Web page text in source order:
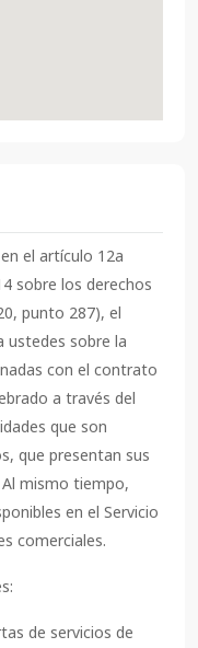
el artículo 12a
sobre los derechos
punto 287), el
ustedes sobre la
con el contrato
a través del
que son
que presentan sus
mismo tiempo,
en el Servicio
comerciales.
de servicios de